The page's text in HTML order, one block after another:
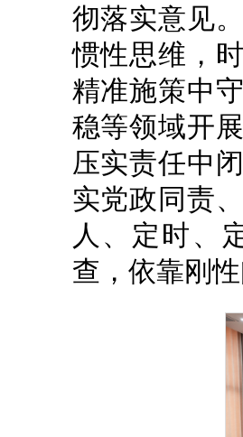
彻落实意见
惯性思维，
精准施策中
稳等领域开
压实责任中
实党政同责
人、定时、
查，依靠刚